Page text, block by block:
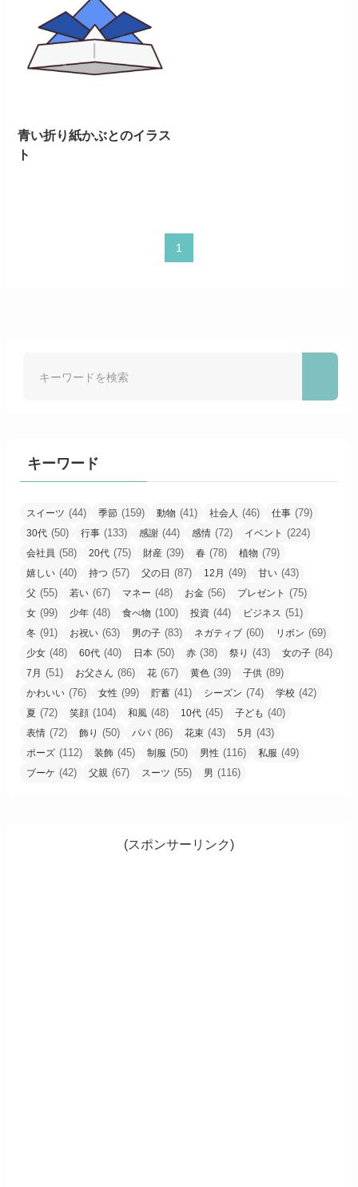
青い折り紙かぶとのイラス
ト
1
キーワード
スイーツ (44) 季節 (159) 動物 (41) 社会人 (46) 仕事 (79)
30代 (50) 行事 (133) 感謝 (44) 感情 (72) イベント (224)
会社員 (58) 20代 (75) 財産 (39) 春 (78) 植物 (79)
嬉しい (40) 持つ (57) 父の日 (87) 12月 (49) 甘い (43)
父 (55) 若い (67) マネー (48) お金 (56) プレゼント (75)
女 (99) 少年 (48) 食べ物 (100) 投資 (44) ビジネス (51)
冬 (91) お祝い (63) 男の子 (83) ネガティブ (60) リボン (69)
少女 (48) 60代 (40) 日本 (50) 赤 (38) 祭り (43) 女の子 (84)
7月 (51) お父さん (86) 花 (67) 黄色 (39) 子供 (89)
かわいい (76) 女性 (99) 貯蓄 (41) シーズン (74) 学校 (42)
夏 (72) 笑顔 (104) 和風 (48) 10代 (45) 子ども (40)
表情 (72) 飾り (50) パパ (86) 花束 (43) 5月 (43)
ポーズ (112) 装飾 (45) 制服 (50) 男性 (116) 私服 (49)
ブーケ (42) 父親 (67) スーツ (55) 男 (116)
(スポンサーリンク)